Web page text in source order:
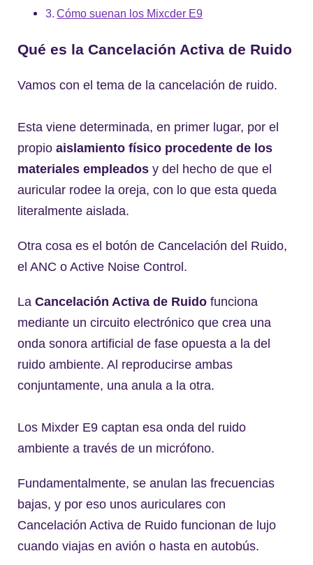
Cómo suenan los Mixcder E9
Qué es la Cancelación Activa de Ruido
Vamos con el tema de la cancelación de ruido.
Esta viene determinada, en primer lugar, por el
propio aislamiento físico procedente de los
materiales empleados y del hecho de que el
auricular rodee la oreja, con lo que esta queda
literalmente aislada.
Otra cosa es el botón de Cancelación del Ruido,
el ANC o Active Noise Control.
La Cancelación Activa de Ruido funciona
mediante un circuito electrónico que crea una
onda sonora artificial de fase opuesta a la del
ruido ambiente. Al reproducirse ambas
conjuntamente, una anula a la otra.
Los Mixder E9 captan esa onda del ruido
ambiente a través de un micrófono.
Fundamentalmente, se anulan las frecuencias
bajas, y por eso unos auriculares con
Cancelación Activa de Ruido funcionan de lujo
cuando viajas en avión o hasta en autobús.